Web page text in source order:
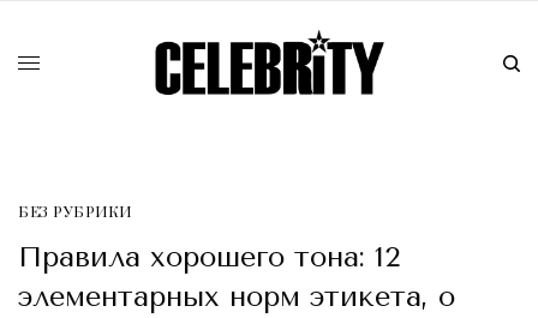
БЕЗ РУБРИКИ
Правила хорошего тона: 12
элементарных норм этикета, о